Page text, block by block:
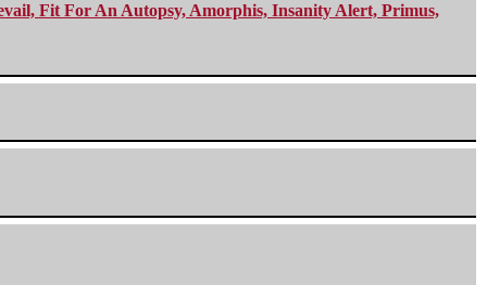
Fit For An Autopsy, Amorphis, Insanity Alert, Primus,